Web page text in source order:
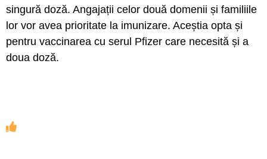
singură doză. Angajații celor două domenii și familiile
lor vor avea prioritate la imunizare. Aceștia opta și
pentru vaccinarea cu serul Pfizer care necesită și a
doua doză.